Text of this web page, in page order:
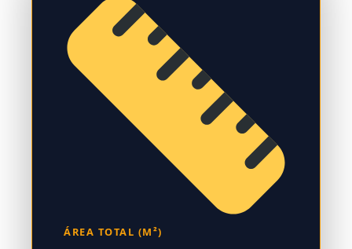
ÁREA TOTAL (M²)